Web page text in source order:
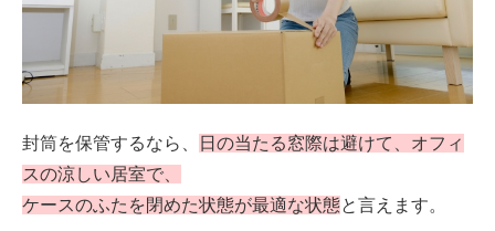
封筒を保管するなら、
日の当たる窓際は避けて、オフィ
スの涼しい居室で、
ケースのふたを閉めた状態が最適な状態と言えます。